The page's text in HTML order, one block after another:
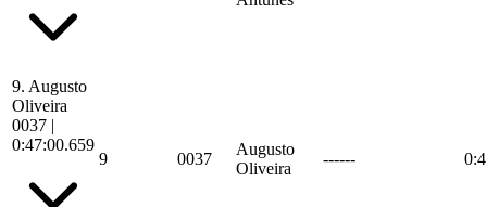
9. Augusto
Oliveira
0037 |
0:47:00.659
9 0037
Augusto
Oliveira
------